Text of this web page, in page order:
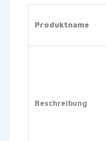
Produktname
Beschreibung